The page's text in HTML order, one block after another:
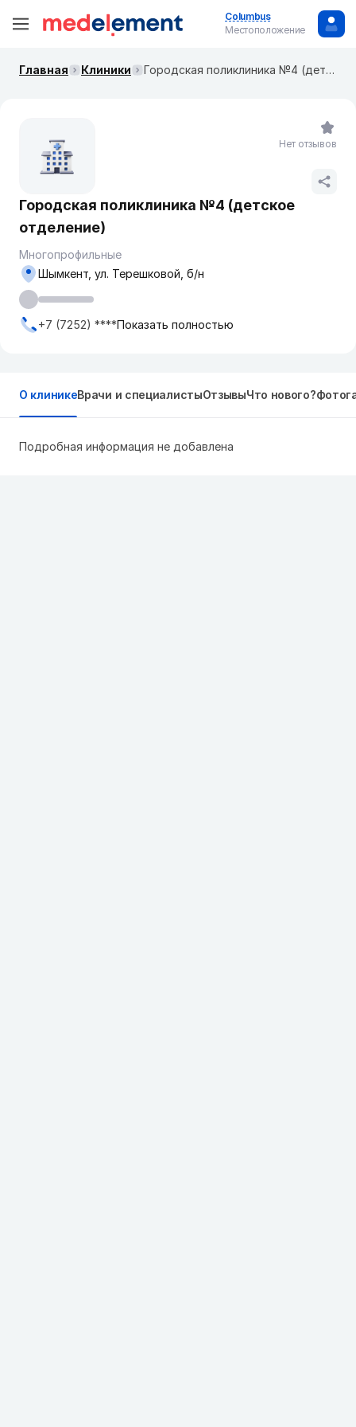
Columbus
Местоположение
Главная Клиники Городская поликлиника №4 (детское отделение)
Городская поликлиника №4 (детское
отделение)
Многопрофильные
Шымкент, ул. Терешковой, б/н
+7 (7252) ****Показать полностью
Нет отзывов
О клиникеВрачи и специалистыОтзывыЧто нового?
Подробная информация не добавлена